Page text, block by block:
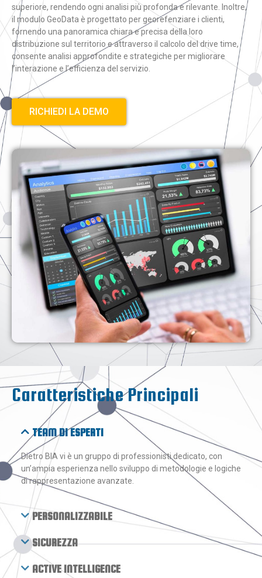
superiore, rendendo ogni analisi più profonda e rilevante. Inoltre,
il modulo GeoData è progettato per georefenziare i clienti,
fornendo una panoramica chiara e precisa della loro
distribuzione sul territorio e attraverso il calcolo del drive time,
consente analisi approfondite e strategiche per migliorare
l’interazione e l’efficienza del servizio.
RICHIEDI LA DEMO
Caratteristiche Principali
TEAM DI ESPERTI
Dietro BIA vi è un gruppo di professionisti dedicato, con
un’ampia esperienza nello sviluppo di metodologie e logiche
di rappresentazione avanzate.
PERSONALIZZABILE
SICUREZZA
ACTIVE INTELLIGENCE